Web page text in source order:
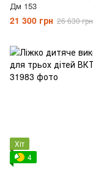
Дм 153
21 300 грн 26 630 грн
Хіт
4